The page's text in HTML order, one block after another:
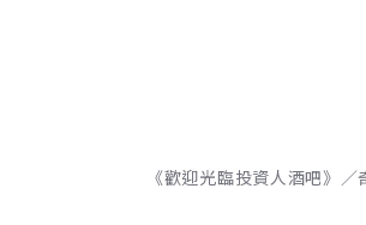
《歡迎光臨投資人酒吧》／